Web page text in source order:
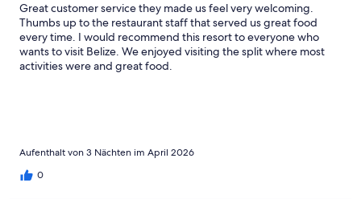
Great customer service they made us feel very welcoming.
Thumbs up to the restaurant staff that served us great food
every time. I would recommend this resort to everyone who
wants to visit Belize. We enjoyed visiting the split where most
activities were and great food.
Aufenthalt von 3 Nächten im April 2026
0